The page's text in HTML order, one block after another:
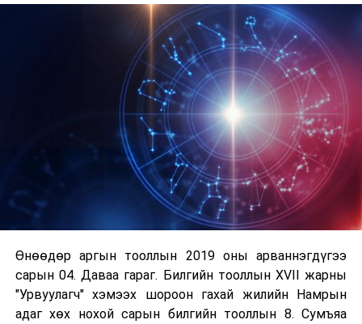
Өнөөдөр аргын тооллын 2019 оны арваннэгдүгээ
сарын 04. Даваа гараг. Билгийн тооллын XVII жарны
"Урвуулагч" хэмээх шороон гахай жилийн Намрын
адаг хөх нохой сарын билгийн тооллын 8. Сумъяа